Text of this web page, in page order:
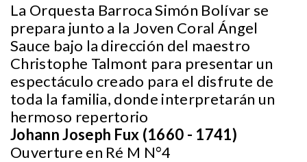
La Orquesta Barroca Simón Bolívar se
prepara junto a la Joven Coral Ángel
Sauce bajo la dirección del maestro
Christophe Talmont para presentar un
espectáculo creado para el disfrute de
toda la familia, donde interpretarán un
hermoso repertorio
Johann Joseph Fux (1660 - 1741)
Ouverture en Ré M N°4